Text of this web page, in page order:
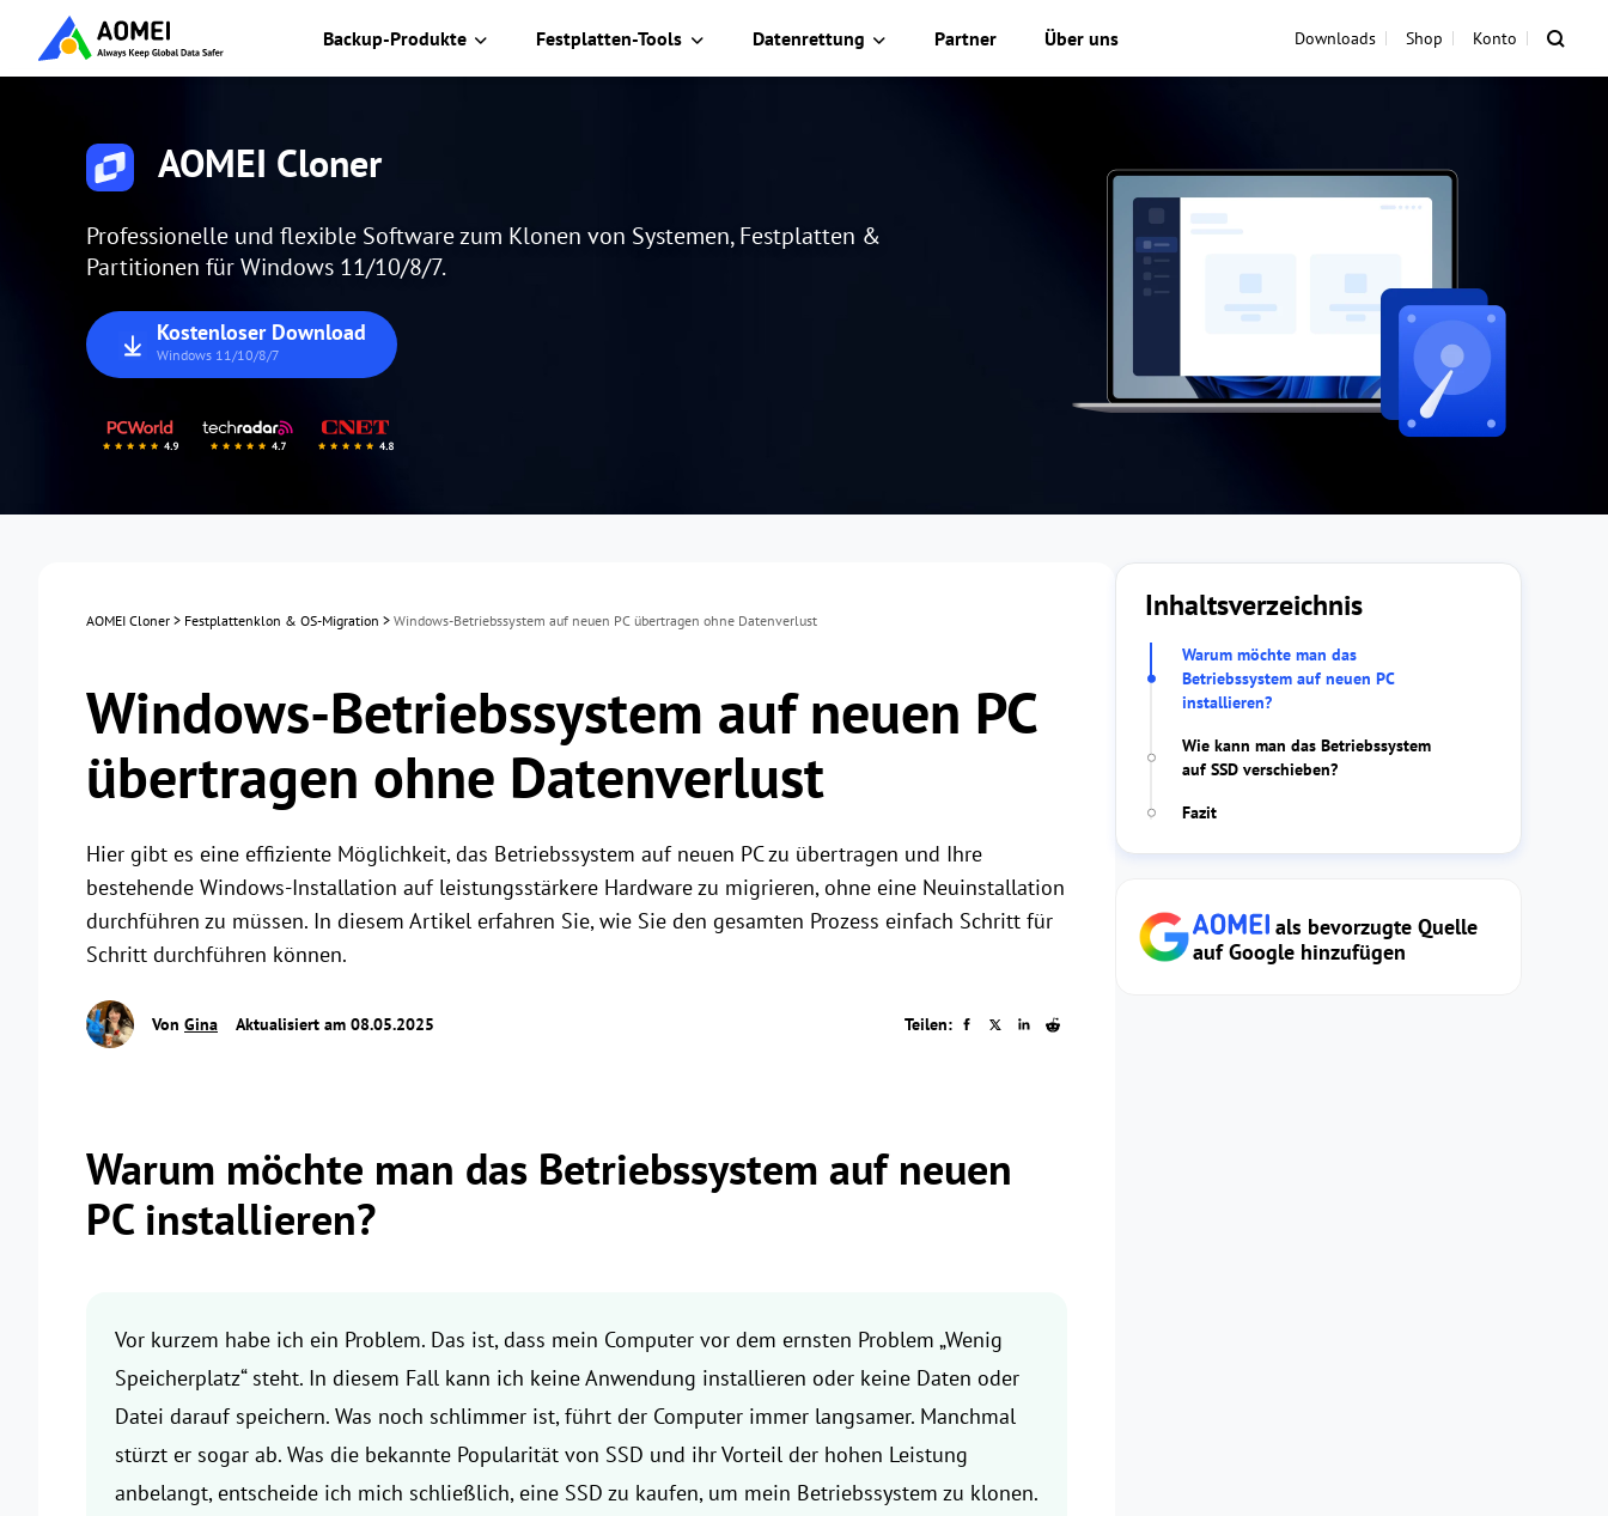
Backup-Produkte Festplatten-Tools Datenrettung Partner Über uns Downloads Shop Konto
AOMEI Cloner
Professionelle und flexible Software zum Klonen von Systemen, Festplatten &
Partitionen für Windows 11/10/8/7.
Kostenloser Download
Windows 11/10/8/7
AOMEI Cloner > Festplattenklon & OS-Migration > Windows-Betriebssystem auf neuen PC übertragen ohne Datenverlust
Windows-Betriebssystem auf neuen PC
übertragen ohne Datenverlust
Hier gibt es eine effiziente Möglichkeit, das Betriebssystem auf neuen PC zu übertragen und Ihre
bestehende Windows-Installation auf leistungsstärkere Hardware zu migrieren, ohne eine Neuinstallation
durchführen zu müssen. In diesem Artikel erfahren Sie, wie Sie den gesamten Prozess einfach Schritt für
Schritt durchführen können.
Von Gina Aktualisiert am 08.05.2025 Teilen:
Warum möchte man das Betriebssystem auf neuen
PC installieren?
Vor kurzem habe ich ein Problem. Das ist, dass mein Computer vor dem ernsten Problem „Wenig
Speicherplatz“ steht. In diesem Fall kann ich keine Anwendung installieren oder keine Daten oder
Datei darauf speichern. Was noch schlimmer ist, führt der Computer immer langsamer. Manchmal
stürzt er sogar ab. Was die bekannte Popularität von SSD und ihr Vorteil der hohen Leistung
anbelangt, entscheide ich mich schließlich, eine SSD zu kaufen, um mein Betriebssystem zu klonen.
Inhaltsverzeichnis
Warum möchte man das
Betriebssystem auf neuen PC
installieren?
Wie kann man das Betriebssystem
auf SSD verschieben?
Fazit
als bevorzugte Quelle
auf Google hinzufügen